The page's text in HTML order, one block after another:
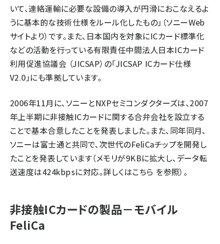
いて、連絡運輸に必要な設備の導入が円滑におこなえるよ
うに基本的な技術仕様をルール化したもの」（ソニーWeb
サイトより）です。また、日本国内を対象にICカード標準化
などの活動を行っている有限責任中間法人日本ICカード
利用促進協議会 （JICSAP）の「JICSAP ICカード仕様
V2.0」にも準拠しています。
2006年11月に、ソニーとNXPセミコンダクターズは、2007
年上半期に非接触ICカードに関する合弁会社を設立する
ことで基本合意したことを発表しました。また、同年同月、
ソニーは富士通と共同で、次世代のFeliCaチップを開発し
たことを発表しています（メモリが9KBに拡大し、データ転
送速度は424kbpsに対応。詳しくはこちら を参照）。
非接触ICカードの製品－モバイル
FeliCa